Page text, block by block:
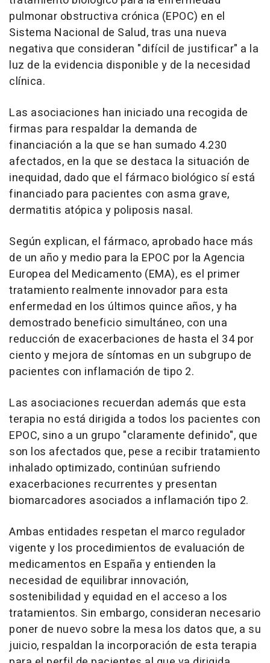
pulmonar obstructiva crónica (EPOC) en el
Sistema Nacional de Salud, tras una nueva
negativa que consideran "difícil de justificar" a la
luz de la evidencia disponible y de la necesidad
clínica.
Las asociaciones han iniciado una recogida de
firmas para respaldar la demanda de
financiación a la que se han sumado 4.230
afectados, en la que se destaca la situación de
inequidad, dado que el fármaco biológico sí está
financiado para pacientes con asma grave,
dermatitis atópica y poliposis nasal.
Según explican, el fármaco, aprobado hace más
de un año y medio para la EPOC por la Agencia
Europea del Medicamento (EMA), es el primer
tratamiento realmente innovador para esta
enfermedad en los últimos quince años, y ha
demostrado beneficio simultáneo, con una
reducción de exacerbaciones de hasta el 34 por
ciento y mejora de síntomas en un subgrupo de
pacientes con inflamación de tipo 2.
Las asociaciones recuerdan además que esta
terapia no está dirigida a todos los pacientes con
EPOC, sino a un grupo "claramente definido", que
son los afectados que, pese a recibir tratamiento
inhalado optimizado, continúan sufriendo
exacerbaciones recurrentes y presentan
biomarcadores asociados a inflamación tipo 2.
Ambas entidades respetan el marco regulador
vigente y los procedimientos de evaluación de
medicamentos en España y entienden la
necesidad de equilibrar innovación,
sostenibilidad y equidad en el acceso a los
tratamientos. Sin embargo, consideran necesario
poner de nuevo sobre la mesa los datos que, a su
juicio, respaldan la incorporación de esta terapia